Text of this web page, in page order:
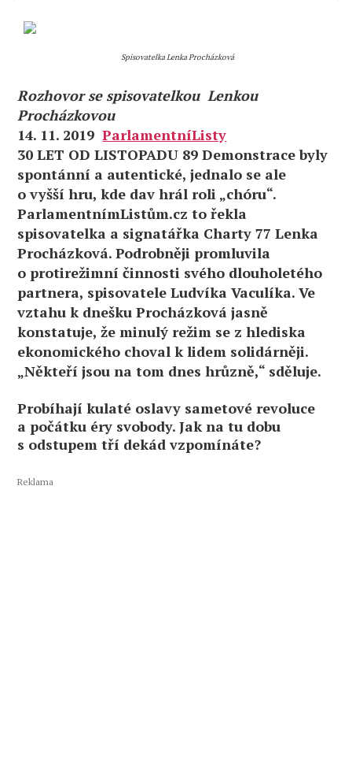
SpisovatelkaLenka Procházková
Rozhovor se spisovatelkou Lenkou
Procházkovou
14. 11. 2019ParlamentníListy
30 LET OD LISTOPADU 89 Demonstrace byly
spontánní a autentické, jednalo se ale
o vyšší hru, kde dav hrál roli „chóru“.
ParlamentnímListům.cz to řekla
spisovatelka a signatářka Charty 77 Lenka
Procházková. Podrobněji promluvila
o protirežimní činnosti svého dlouholetého
partnera, spisovatele Ludvíka Vaculíka. Ve
vztahu k dnešku Procházková jasně
konstatuje, že minulý režim se z hlediska
ekonomického choval k lidem solidárněji.
„Někteří jsou na tom dnes hrůzně,“ sděluje.
Probíhají kulaté oslavy sametové revoluce
a počátku éry svobody. Jak na tu dobu
s odstupem tří dekád vzpomínáte?
Reklama